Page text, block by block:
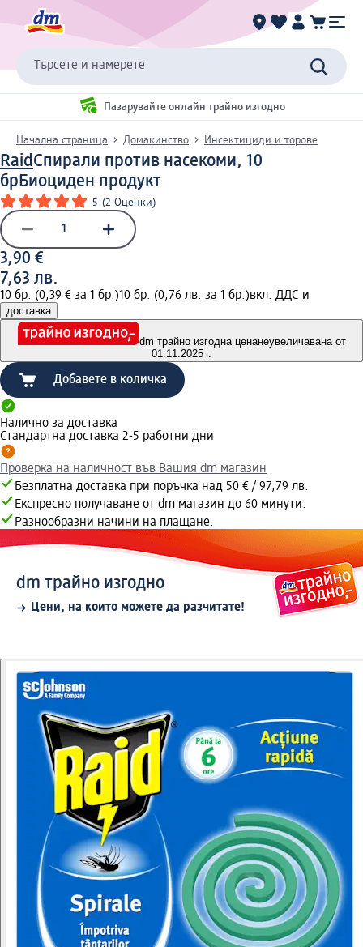
Търсете и намерете
Пазарувайте онлайн трайно изгодно
Начална страница Домакинство Инсектициди и торове
RaidСпирали против насекоми, 10
брБиоциден продукт
5 (2 Оценки)
3,90 €
7,63 лв.
10 бр. (0,39 € за 1 бр.)10 бр. (0,76 лв. за 1 бр.)вкл. ДДС и
доставка
dm трайно изгодна ценанеувеличавана от
01.11.2025 г.
Добавете в количка
Налично за доставка
Стандартна доставка 2-5 работни дни
Проверка на наличност във Вашия dm магазин
Безплатна доставка при поръчка над 50 € / 97,79 лв.
Експресно получаване от dm магазин до 60 минути.
Разнообразни начини на плащане.
dm трайно изгодно
Цени, на които можете да разчитате!